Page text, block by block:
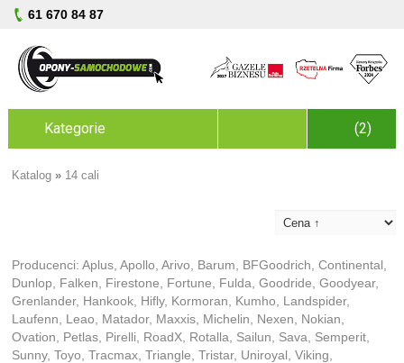
61 670 84 87
Kategorie (2)
Katalog » 14 cali
Producenci:Aplus ,Apollo ,Arivo Barum BFGoodrich ,Continental
Dunlop
Falken Firestone Fortune Fulda ,Goodride ,Goodyear,
Grenlander, Hankook Hifly, Kormoran Kumho Landspider,
Laufenn
Leao Matador, Maxxis Michelin Nexen Nokian
Ovation
Petlas Pirelli RoadX Rotalla Sailun Sava Semperit
Sunny,Toyo ,Tracmax ,Triangle ,Tristar, Uniroyal ,Viking